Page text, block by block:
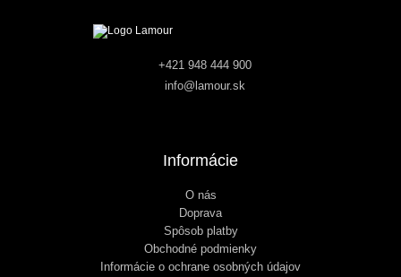
+421 948 444 900
info@lamour.sk
Informácie
O nás
Doprava
Spôsob platby
Obchodné podmienky
Informácie o ochrane osobných údajov